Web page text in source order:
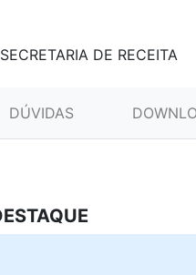
DE RECEITA
DÚVIDAS